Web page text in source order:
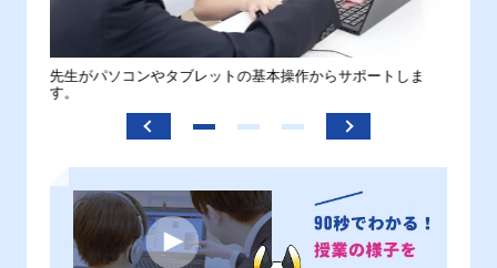
先生がパソコンやタブレットの基本操作からサポートしま
す。